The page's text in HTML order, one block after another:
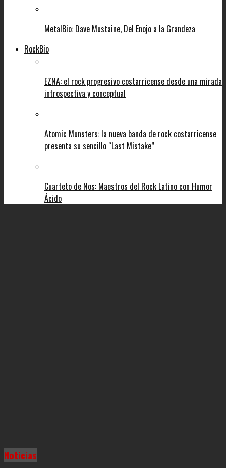
MetalBio: Dave Mustaine, Del Enojo a la Grandeza
RockBio
EZNA: el rock progresivo costarricense desde una mirada
introspectiva y conceptual
Atomic Munsters: la nueva banda de rock costarricense
presenta su sencillo “Last Mistake”
Cuarteto de Nos: Maestros del Rock Latino con Humor
Ácido
Noticias